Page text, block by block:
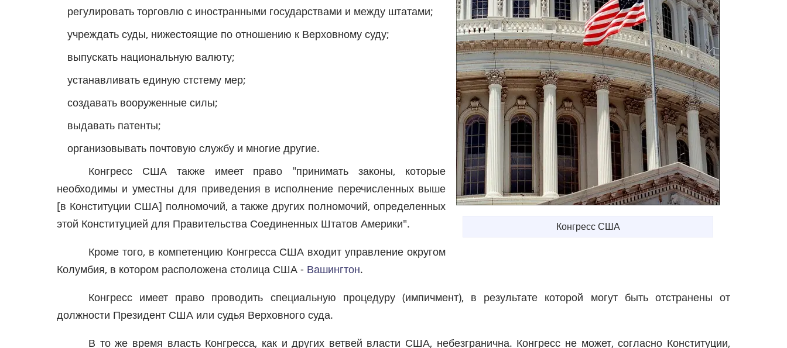
Конгресс США
регулировать торговлю с иностранными государствами и между штатами;
учреждать суды, нижестоящие по отношению к Верховному суду;
выпускать национальную валюту;
устанавливать единую стстему мер;
создавать вооруженные силы;
выдавать патенты;
организовывать почтовую службу и многие другие.
Конгресс США также имеет право "принимать законы, которые
необходимы и уместны для приведения в исполнение перечисленных выше
[в Конституции США] полномочий, а также других полномочий, определенных
этой Конституцией для Правительства Соединенных Штатов Америки".
Кроме того, в компетенцию Конгресса США входит управление округом
Колумбия, в котором расположена столица США - Вашингтон.
Конгресс имеет право проводить специальную процедуру (импичмент), в результате которой могут быть отстранены от
должности Президент США или судья Верховного суда.
В то же время власть Конгресса, как и других ветвей власти США, небезгранична. Конгресс не может, согласно Конституции,